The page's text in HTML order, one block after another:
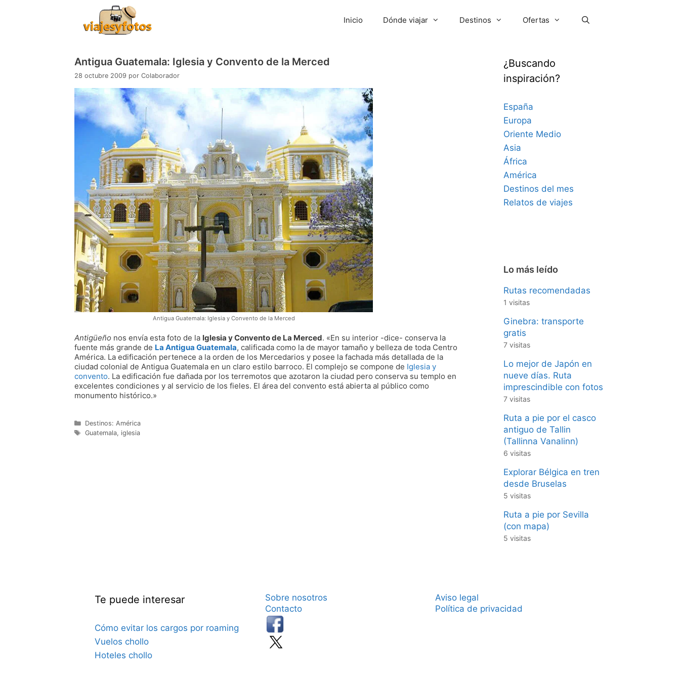
Inicio Dónde viajar Destinos Ofertas
Antigua Guatemala: Iglesia y Convento de la Merced
28 octubre 2009 por Colaborador
Antigua Guatemala: Iglesia y Convento de la Merced
Antigüeño nos envía esta foto de la Iglesia y Convento de La Merced. «En su interior -dice- conserva la
fuente más grande de La Antigua Guatemala, calificada como la de mayor tamaño y belleza de toda Centro
América. La edificación pertenece a la orden de los Mercedarios y posee la fachada más detallada de la
ciudad colonial de Antigua Guatemala en un claro estilo barroco. El complejo se compone de Iglesia y
convento. La edificación fue dañada por los terremotos que azotaron la ciudad pero conserva su templo en
excelentes condiciones y al servicio de los fieles. El área del convento está abierta al público como
monumento histórico.»
Categorías
Destinos: América
Etiquetas
Guatemala, iglesia
¿Buscando
inspiración?
España
Europa
Oriente Medio
Asia
África
América
Destinos del mes
Relatos de viajes
Lo más leído
Rutas recomendadas
1 visitas
Ginebra: transporte
gratis
7 visitas
Lo mejor de Japón en
nueve días. Ruta
imprescindible con fotos
7 visitas
Ruta a pie por el casco
antiguo de Tallin
(Tallinna Vanalinn)
6 visitas
Explorar Bélgica en tren
desde Bruselas
5 visitas
Ruta a pie por Sevilla
(con mapa)
5 visitas
Te puede interesar
Cómo evitar los cargos por roaming
Vuelos chollo
Hoteles chollo
Sobre nosotros
Contacto
Aviso legal
Política de privacidad